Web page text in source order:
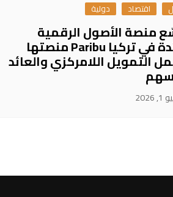
اقتصاد دولية
منصة الأصول الرقمية
الرائدة في تركيا Paribu منصتها
التمويل اللامركزي والعائد